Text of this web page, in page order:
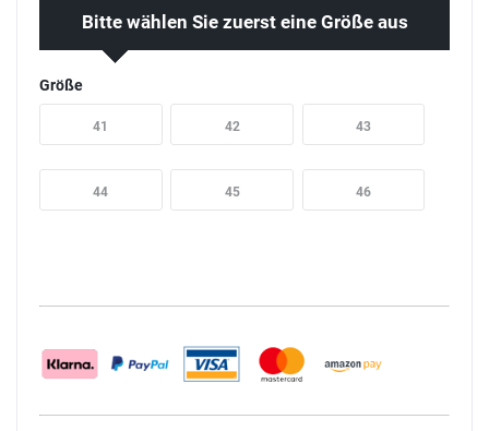
Bitte wählen Sie zuerst eine Größe aus
Größe
41 42 43
44 45 46